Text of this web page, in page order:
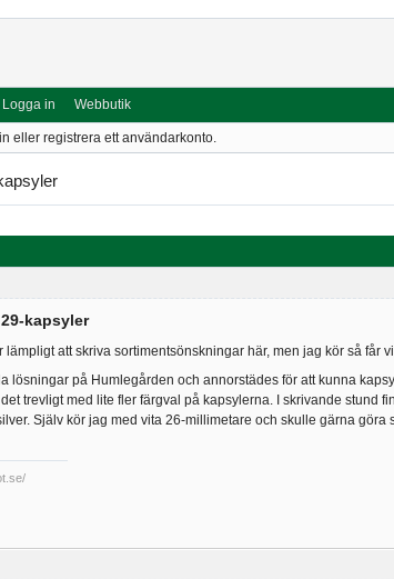
Logga in Webbutik
eller registrera ett användarkonto.
kapsyler
att skriva sortimentsönskningar här, men jag kör så får vi
lösningar på Humlegården och annorstädes för att kunna
trevligt med lite fler färgval på kapsylerna. I skrivande stund
Själv kör jag med vita 26-millimetare och skulle gärna göra